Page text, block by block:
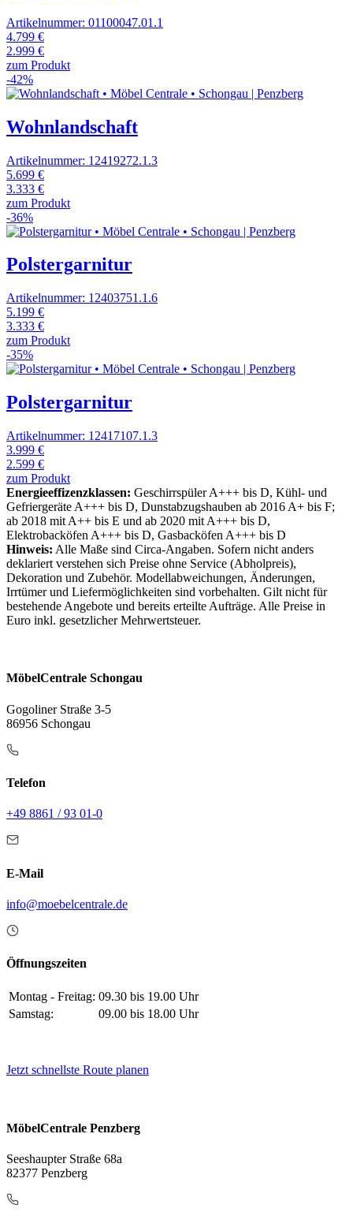
Artikelnummer: 01100047.01.1
4.799 €
2.999 €
zum Produkt
-42%
Wohnlandschaft
Artikelnummer: 12419272.1.3
5.699 €
3.333 €
zum Produkt
-36%
Polstergarnitur
Artikelnummer: 12403751.1.6
5.199 €
3.333 €
zum Produkt
-35%
Polstergarnitur
Artikelnummer: 12417107.1.3
3.999 €
2.599 €
zum Produkt
Energieeffizenzklassen: Geschirrspüler A+++ bis D, Kühl- und
Gefriergeräte A+++ bis D, Dunstabzugshauben ab 2016 A+ bis F;
ab 2018 mit A++ bis E und ab 2020 mit A+++ bis D,
Elektrobacköfen A+++ bis D, Gasbacköfen A+++ bis D
Hinweis: Alle Maße sind Circa-Angaben. Sofern nicht anders
deklariert verstehen sich Preise ohne Service (Abholpreis),
Dekoration und Zubehör. Modellabweichungen, Änderungen,
Irrtümer und Liefermöglichkeiten sind vorbehalten. Gilt nicht für
bestehende Angebote und bereits erteilte Aufträge. Alle Preise in
Euro inkl. gesetzlicher Mehrwertsteuer.
MöbelCentrale Schongau
Gogoliner Straße 3-5
86956 Schongau
Telefon
+49 8861 / 93 01-0
E-Mail
info@moebelcentrale.de
Öffnungszeiten
Montag - Freitag: 09.30 bis 19.00 Uhr
Samstag:
09.00 bis 18.00 Uhr
Jetzt schnellste Route planen
MöbelCentrale Penzberg
Seeshaupter Straße 68a
82377 Penzberg